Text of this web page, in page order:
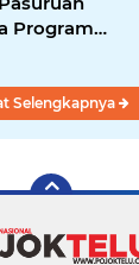
Program
Selengkapnya